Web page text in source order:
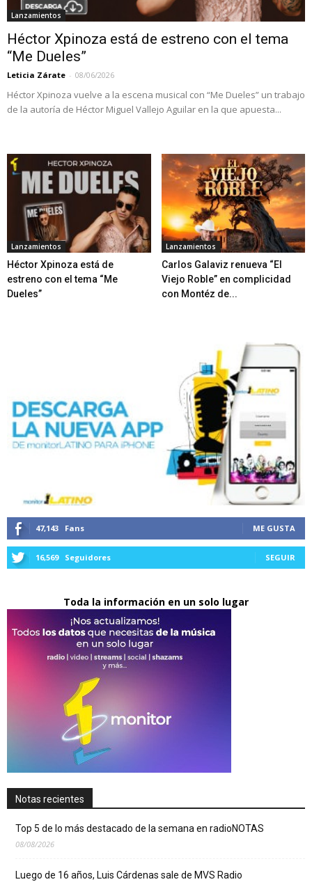
Lanzamientos
Héctor Xpinoza está de estreno con el tema
“Me Dueles”
Leticia Zárate - 08/06/2026
Héctor Xpinoza vuelve a la escena musical con “Me Dueles” un trabajo
de la autoría de Héctor Miguel Vallejo Aguilar en la que apuesta...
Lanzamientos
Héctor Xpinoza está de
estreno con el tema “Me
Dueles”
Lanzamientos
Carlos Galaviz renueva “El
Viejo Roble” en complicidad
con Montéz de...
47,143 Fans ME GUSTA
16,569 Seguidores SEGUIR
Toda la información en un solo lugar
Notas recientes
Top 5 de lo más destacado de la semana en radioNOTAS
08/08/2026
Luego de 16 años, Luis Cárdenas sale de MVS Radio